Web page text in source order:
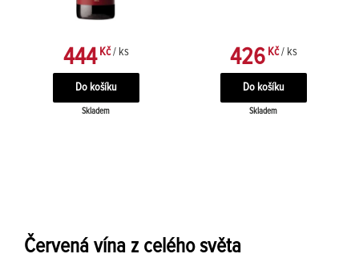
444 Kč / ks
Skladem
426 Kč / ks
Skladem
Červená vína z celého světa